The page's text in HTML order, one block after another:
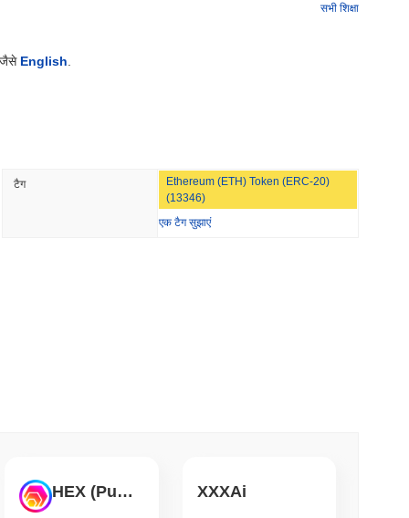
लगभग एक दिन में 85 गंभीर बग की पहचान की
सभी शिक्षा
जैसे English
टैग
Ethereum (ETH) Token (ERC-20)
(13346)
एक टैग सुझाएं
HEX (Pulsechain) XXXAi